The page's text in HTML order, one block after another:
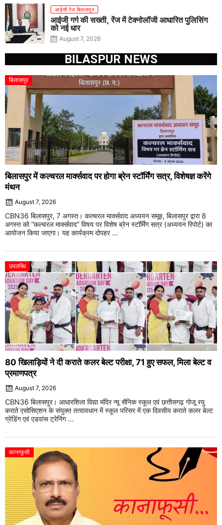
आईजी रेंज बिलासपुर
आईजी गर्ग की सख्ती, रेंज में टेक्नोलॉजी आधारित पुलिसिंग
को नई धार
August 7, 2026
BILASPUR NEWS
बिलासपुर
बिलासपुर में कल्चरल मार्क्सवाद पर होगा ब्रेन स्टॉर्मिंग सत्र, विशेषज्ञ करेंगे
मंथन
August 7, 2026
CBN36 बिलासपुर, 7 अगस्त। कल्चरल मार्क्सवाद अध्ययन समूह, बिलासपुर द्वारा 8
अगस्त को “कल्चरल मार्क्सवाद” विषय पर विशेष ब्रेन स्टॉर्मिंग सत्र (अध्ययन रिपोर्ट) का
आयोजन किया जाएगा। यह कार्यक्रम दोपहर ...
उपलब्धि
80 खिलाड़ियों ने दी कराते कलर बेल्ट परीक्षा, 71 हुए सफल, मिला बेल्ट व
प्रमाणपत्र
August 7, 2026
CBN36 बिलासपुर। आधारशिला विद्या मंदिर न्यू सैनिक स्कूल एवं छत्तीसगढ़ गोजू रयु
कराते एसोसिएशन के संयुक्त तत्वावधान में स्कूल परिसर में एक दिवसीय कराते कलर बेल्ट
ग्रेडिंग एवं एडवांस ट्रेनिंग ...
कानाफूसी